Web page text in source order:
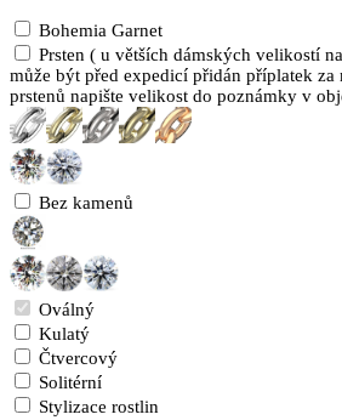
Bohemia Garnet
Prsten ( u větších dámských velikostí
může být před expedicí přidán příplatek za
prstenů napište velikost do poznámky v
Bez kamenů
Oválný
Kulatý
Čtvercový
Solitérní
Stylizace rostlin